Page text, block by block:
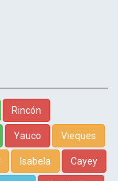
Rincón
Yauco Vieques
Isabela Cayey